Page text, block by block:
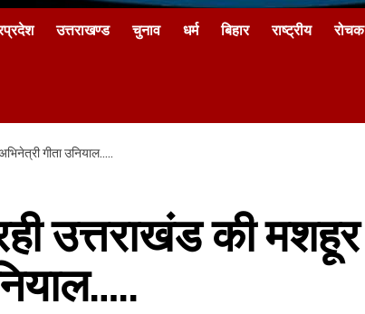
उत्तराखण्ड चुनाव धर्म बिहार राष्ट्रीय रोचक
गीता उनियाल…..
उत्तराखंड की मशहूर